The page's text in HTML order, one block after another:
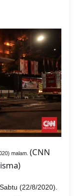
malam. (CNN
(22/8/2020).